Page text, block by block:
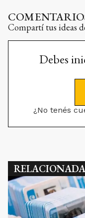
Compartí tus ideas
Debes
¿No tenés